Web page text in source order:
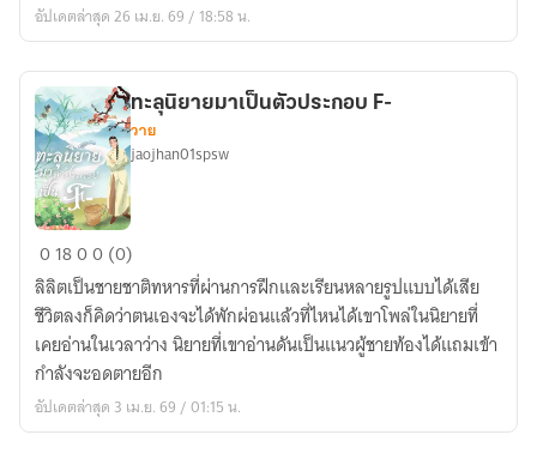
อัปเดตล่าสุด 26 เม.ย. 69 / 18:58 น.
ทะลุ
นิยาย
มา
เป็น
ตัวประกอบ
F-
ทะลุนิยายมาเป็นตัวประกอบ F-
วาย
jaojhan01spsw
01800 (0)
ลิลิตเป็นชายชาติทหารที่ผ่านการฝึกและเรียนหลายรูปแบบได้เสีย
ชีวิตลงก็คิดว่าตนเองจะได้พักผ่อนแล้วที่ไหนได้เขาโพล่ในนิยายที่
เคยอ่านในเวลาว่าง นิยายที่เขาอ่านดันเป็นแนวผู้ชายท้องได้แถมเข้า
กำลังจะอดตายอีก
อัปเดตล่าสุด 3 เม.ย. 69 / 01:15 น.